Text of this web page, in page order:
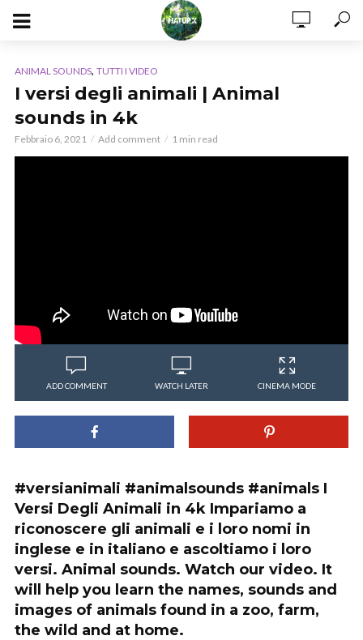
ANIMAL SOUNDS, TUTTI I VIDEO
I versi degli animali | Animal
sounds in 4k
Febbraio 6, 2021 Add comment 1 min read
ADD COMMENT WATCH LATER CINEMA MODE
#versianimali #animalsounds #animals I
Versi Degli Animali in 4k Impariamo a
riconoscere gli animali e i loro nomi in
inglese e in italiano e ascoltiamo i loro
versi. Animal sounds. Watch our video. It
will help you learn the names, sounds and
images of animals found in a zoo, farm,
the wild and at home.